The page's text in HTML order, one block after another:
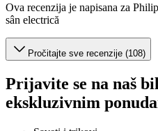
Ova recenzija je napisana za
sân electrică
Pročitajte sve recenzije (108)
Prijavite se na naš
ekskluzivnim